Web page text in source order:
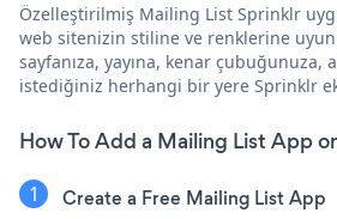
Özelleştirilmiş Mailing List Sprinklr
web sitenizin stiline ve renklerine
sayfanıza, yayına, kenar çubuğunuza,
istediğiniz herhangi bir yere Sprinklr
How To Add a Mailing List App
Create a Free Mailing List App